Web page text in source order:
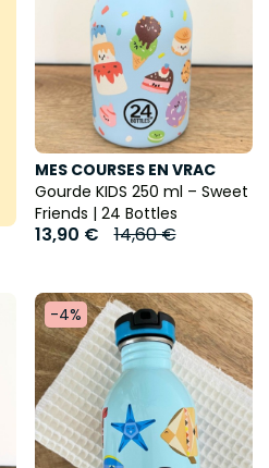
MES COURSES EN VRAC
Gourde KIDS 250 ml – Sweet
Friends | 24 Bottles
13,90 € 14,60 €
-4%